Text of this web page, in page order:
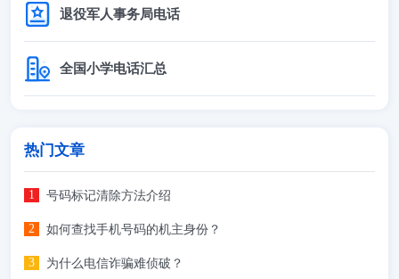
退役军人事务局电话
全国小学电话汇总
热门文章
号码标记清除方法介绍
如何查找手机号码的机主身份？
为什么电信诈骗难侦破？